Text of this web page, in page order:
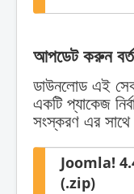
আপডেট করুন
ডাউনলোড এই
একটি প্যাকেজ
সংস্করণ এর সাথে
Joomla!
(.zip)